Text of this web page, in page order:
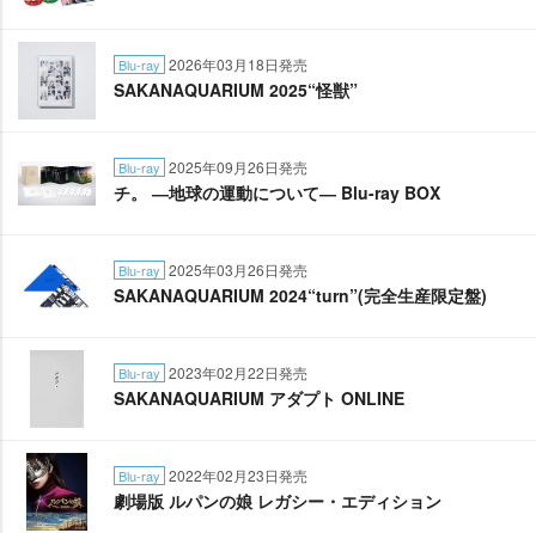
Blu-ray 2026年03月18日発売
SAKANAQUARIUM 2025“怪獣”
Blu-ray 2025年09月26日発売
チ。 ―地球の運動について― Blu-ray BOX
Blu-ray 2025年03月26日発売
SAKANAQUARIUM 2024“turn”(完全生産限定盤)
Blu-ray 2023年02月22日発売
SAKANAQUARIUM アダプト ONLINE
Blu-ray 2022年02月23日発売
劇場版 ルパンの娘 レガシー・エディション